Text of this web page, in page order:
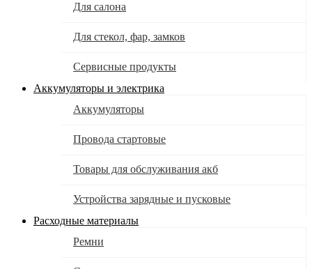
Для салона
Для стекол, фар, замков
Сервисные продукты
Аккумуляторы и электрика
Аккумуляторы
Провода стартовые
Товары для обслуживания акб
Устройства зарядные и пусковые
Расходные материалы
Ремни